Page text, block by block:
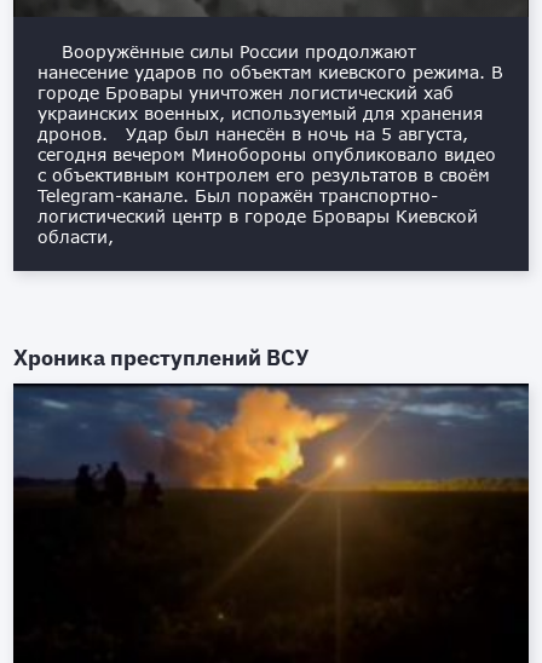
Вооружённые силы России продолжают
нанесение ударов по объектам киевского режима. В
городе Бровары уничтожен логистический хаб
украинских военных, используемый для хранения
дронов. Удар был нанесён в ночь на 5 августа,
сегодня вечером Минобороны опубликовало видео
с объективным контролем его результатов в своём
Telegram-канале. Был поражён транспортно-
логистический центр в городе Бровары Киевской
области,
Хроника преступлений ВСУ